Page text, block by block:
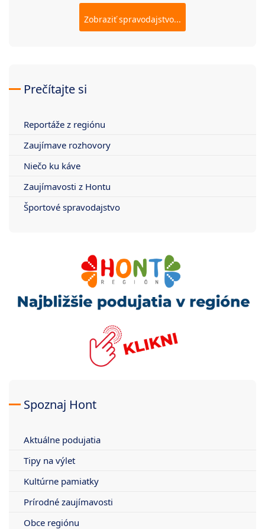
Zobraziť spravodajstvo...
Prečítajte si
Reportáže z regiónu
Zaujímave rozhovory
Niečo ku káve
Zaujímavosti z Hontu
Športové spravodajstvo
Spoznaj Hont
Aktuálne podujatia
Tipy na výlet
Kultúrne pamiatky
Prírodné zaujímavosti
Obce regiónu